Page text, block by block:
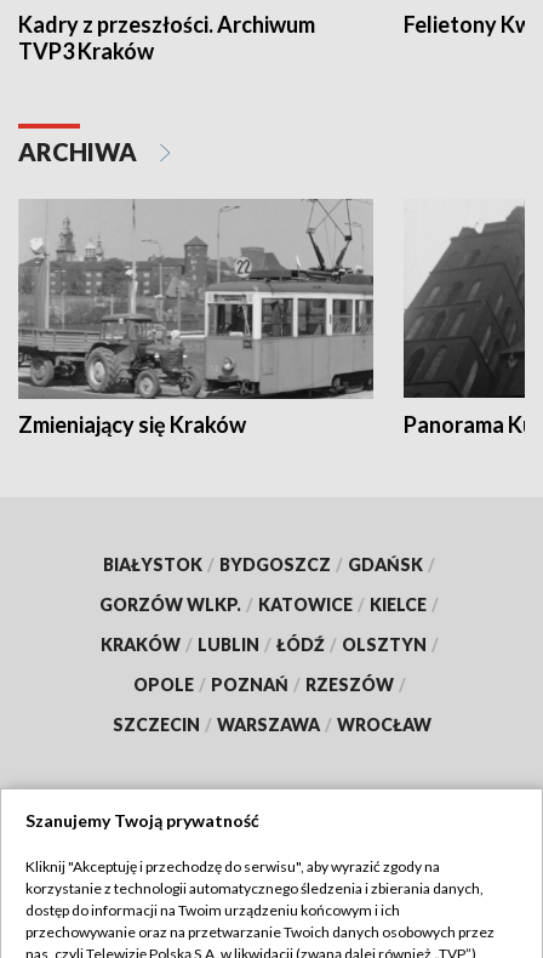
Kadry z przeszłości. Archiwum
TVP3 Kraków
Felietony
ARCHIWA
Zmieniający się Kraków Panorama
BIAŁYSTOK / BYDGOSZCZ / GDAŃSK /
GORZÓW WLKP. / KATOWICE / KIELCE /
KRAKÓW / LUBLIN / ŁÓDŹ / OLSZTYN /
OPOLE / POZNAŃ / RZESZÓW /
SZCZECIN / WARSZAWA / WROCŁAW
TVP
Abonament TVP
Regulamin TVP
Szanujemy Twoją prywatność
Kliknij "Akceptuję i przechodzę do serwisu", aby wyrazić zgody na
korzystanie z technologii automatycznego śledzenia i zbierania danych,
dostęp do informacji na Twoim urządzeniu końcowym i ich
przechowywanie oraz na przetwarzanie Twoich danych osobowych przez
nas, czyli Telewizję Polską S.A. w likwidacji (zwaną dalej również „TVP”),